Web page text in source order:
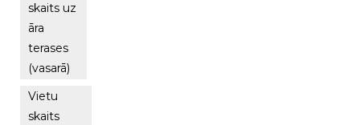
skaits uz
āra
terases
(vasarā)
Vietu
skaits